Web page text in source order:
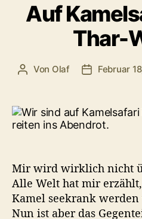
Auf
Thar-
Beitragsautor
Von Olaf Februar
Mir wird wirklich nicht
Alle Welt hat mir
Kamel seekrank
Nun ist aber das